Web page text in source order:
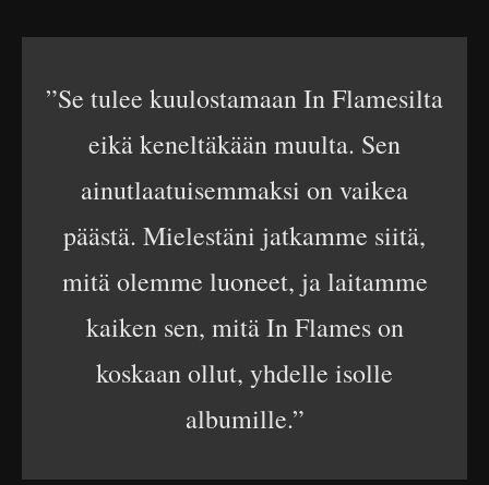
”Se tulee kuulostamaan In Flamesilta
eikä keneltäkään muulta. Sen
ainutlaatuisemmaksi on vaikea
päästä. Mielestäni jatkamme siitä,
mitä olemme luoneet, ja laitamme
kaiken sen, mitä In Flames on
koskaan ollut, yhdelle isolle
albumille.”